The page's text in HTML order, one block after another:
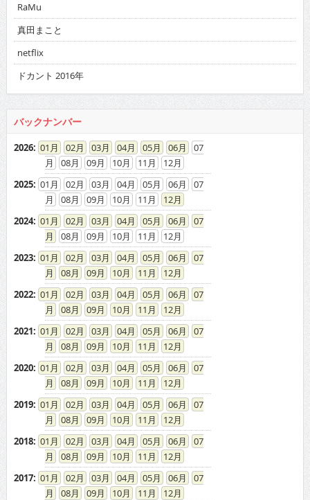
RaMu
真田まこと
netflix
ドカント 2016年
バックナンバー
2026: 01 02 03 04 05 06
07
08
09 10 11
12
2025: 01 02 03 04 05 06
07
08
09 10 11
12
2024: 01 02 03 04 05 06
07
08
09 10 11
12
2023: 01 02 03 04 05 06
07
08
09 10 11
12
2022: 01 02 03 04 05 06
07
08
09 10 11
12
2021: 01 02 03 04 05 06
07
08
09 10 11
12
2020: 01 02 03 04 05 06
07
08
09 10 11
12
2019: 01 02 03 04 05 06
07
08
09 10 11
12
2018: 01 02 03 04 05 06
07
08
09 10 11
12
2017: 01 02 03 04 05 06
07
08
09 10 11
12